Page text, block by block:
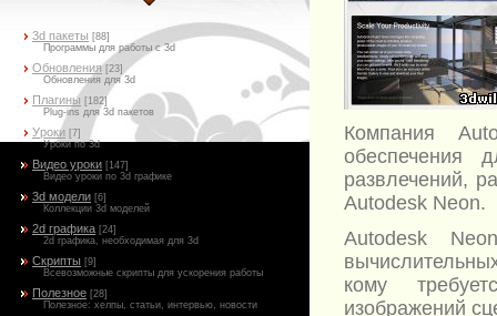
3d пакеты [88]
Программы для работы с 3d
Обновления [23]
Обновления для 3d
Плагины [182]
Plug-ins для 3d пакетов
Уроки [7]
Уроки по 3d
Видео уроки [147]
Видео уроки по 3d графике
3d модели [6]
Коллекции 3d моделей
2d графика [24]
2d графика, необходимая для 3d
Скрипты [9]
Всевозможные скрипты для ускорения работы
Полезное [28]
Полезное: хелпы, статьи, интервью, новости
Компания
обеспечения
развлечений,
Autodesk Neon.
Autodesk
кому
изображений